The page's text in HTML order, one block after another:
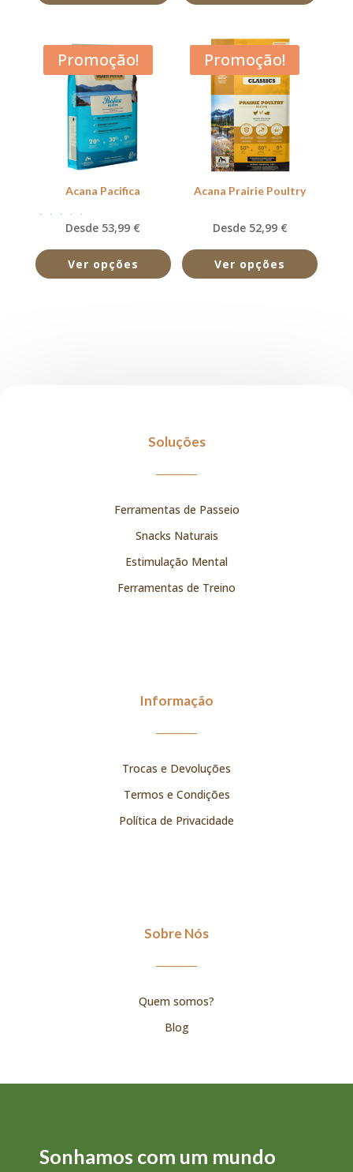
Promoção!
Acana Pacifica
Avaliação
de 5
Desde 53,99 €
Ver opções
Promoção!
Acana Prairie Poultry
Desde 52,99 €
Ver opções
Soluções
Ferramentas de Passeio
Snacks Naturais
Estimulação Mental
Ferramentas de Treino
Informação
Trocas e Devoluções
Termos e Condições
Política de Privacidade
Sobre Nós
Quem somos?
Blog
Sonhamos com um mundo